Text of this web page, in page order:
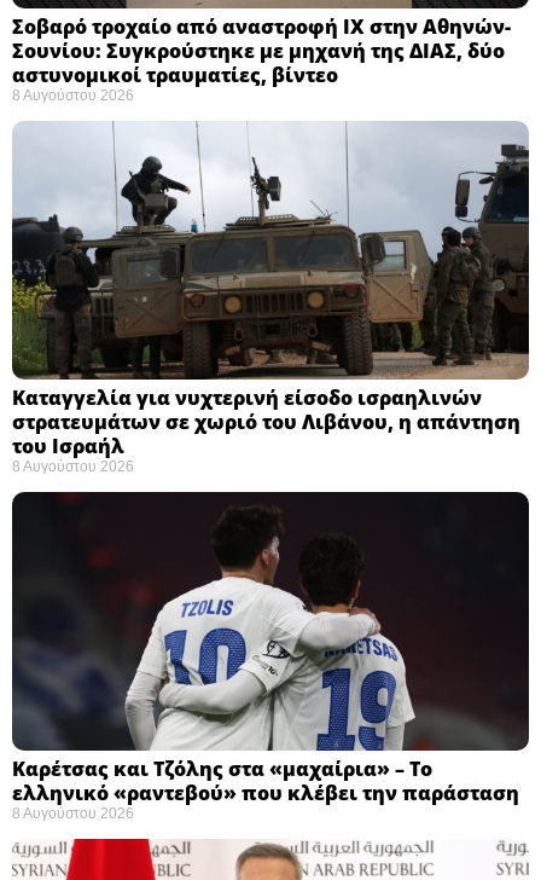
Σοβαρό τροχαίο από αναστροφή ΙΧ στην Αθηνών-
Σουνίου: Συγκρούστηκε με μηχανή της ΔΙΑΣ, δύο
αστυνομικοί τραυματίες, βίντεο
8 Αυγούστου 2026
Καταγγελία για νυχτερινή είσοδο ισραηλινών
στρατευμάτων σε χωριό του Λιβάνου, η απάντηση
του Ισραήλ
8 Αυγούστου 2026
Καρέτσας και Τζόλης στα «μαχαίρια» – Το
ελληνικό «ραντεβού» που κλέβει την παράσταση
8 Αυγούστου 2026